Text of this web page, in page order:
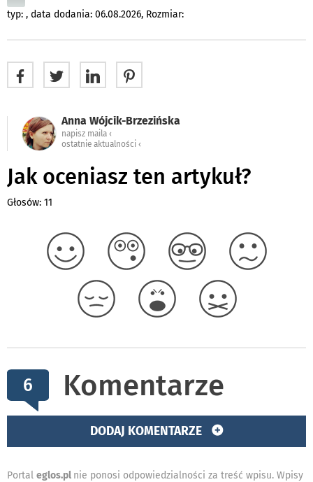
typ: , data dodania: 06.08.2026, Rozmiar:
Anna Wójcik-Brzezińska
napisz maila ‹
ostatnie aktualności ‹
Jak oceniasz ten artykuł?
Głosów: 11
6 Komentarze
DODAJ KOMENTARZE
Portal eglos.pl nie ponosi odpowiedzialności za treść wpisu. Wpisy